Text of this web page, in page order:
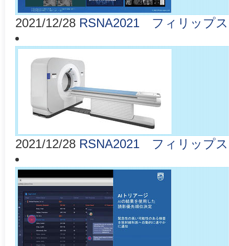
2021/12/28 RSNA2021 フィリップ
2021/12/28 RSNA2021 フィリップ